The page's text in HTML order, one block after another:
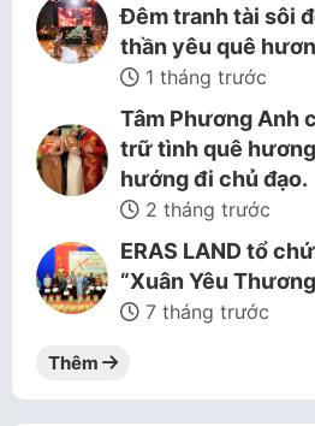
Đêm tranh tài sôi
thần yêu quê
1 tháng trước
Tâm Phương Anh
trữ tình quê
hướng đi chủ đạo.
2 tháng trước
ERAS LAND tổ
“Xuân Yêu
7 tháng trước
Thêm